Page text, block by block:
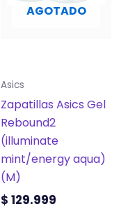
AGOTADO
Asics
Zapatillas Asics Gel
Rebound2
(illuminate
mint/energy aqua)
(M)
$ 129.999
variantes.
pueden
elegir
en
la
página
de
producto